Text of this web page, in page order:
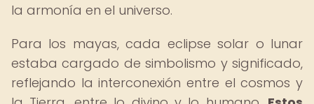
la armonía en el universo.
Para los mayas, cada eclipse solar o lunar
estaba cargado de simbolismo y significado,
reflejando la interconexión entre el cosmos y